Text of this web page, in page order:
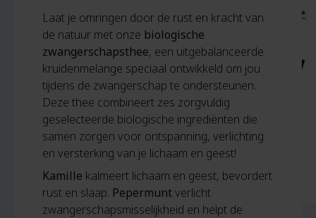
Laat je omringen door de rust en kracht van
de natuur met onze biologische
zwangerschapsthee, een uitgebalanceerde
kruidenmelange speciaal ontwikkeld om jou
tijdens de zwangerschap te ondersteunen.
Deze thee combineert zes zorgvuldig
geselecteerde biologische ingrediënten die
samen zorgen voor ontspanning, verlichting
en versterking van je lichaam en geest!
Kamille kalmeert lichaam en geest, bevordert
rust en slaap. Pepermuntverlicht
zwangerschapsmisselijkheid en helpt de